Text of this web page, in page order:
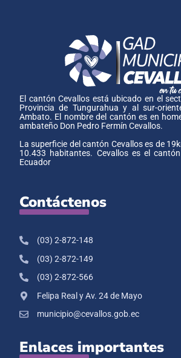
El cantón Cevallos está ubicado en el
Provincia de Tungurahua y al sur-
Ambato. El nombre del cantón es en
ambateño Don Pedro Fermín Cevallos.
La superficie del cantón Cevallos es de
10.433 habitantes. Cevallos es el
Ecuador
Contáctenos
(03) 2-872-148
(03) 2-872-149
(03) 2-872-566
Felipa Real y Av. 24 de Mayo
municipio@cevallos.gob.ec
Enlaces importantes